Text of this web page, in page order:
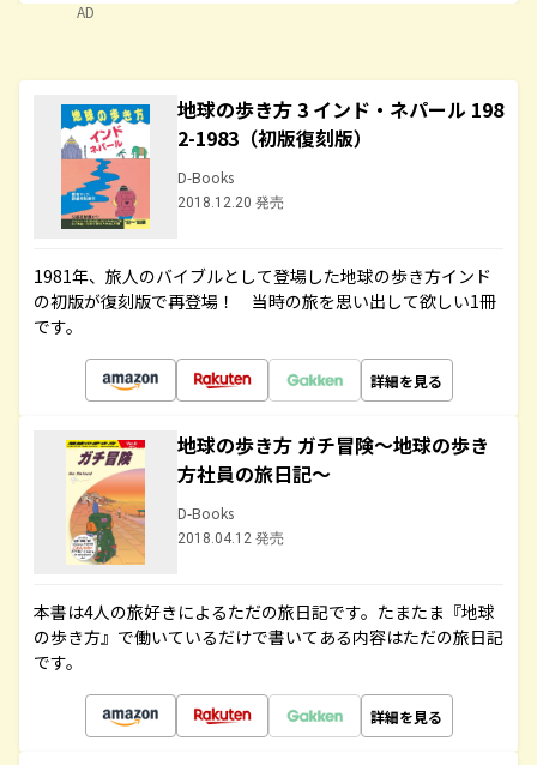
AD
地球の歩き方 3 インド・ネパール 198
2-1983（初版復刻版）
D-Books
2018.12.20 発売
1981年、旅人のバイブルとして登場した地球の歩き方インド
の初版が復刻版で再登場！ 当時の旅を思い出して欲しい1冊
です。
詳細を見る
地球の歩き方 ガチ冒険～地球の歩き
方社員の旅日記～
D-Books
2018.04.12 発売
本書は4人の旅好きによるただの旅日記です。たまたま『地球
の歩き方』で働いているだけで書いてある内容はただの旅日記
です。
詳細を見る